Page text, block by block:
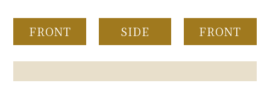
FRONT SIDE FRONT